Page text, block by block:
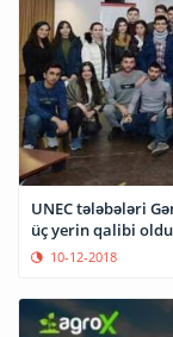
UNEC tələbələri
üç yerin qalibi oldu
10-12-2018